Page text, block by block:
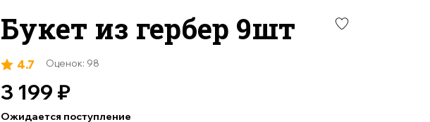
30
Букет из гербер 9шт
4.7 Оценок: 98
3 199 ₽
Ожидается поступление